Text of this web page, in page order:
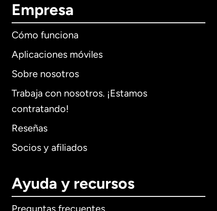
Empresa
Cómo funciona
Aplicaciones móviles
Sobre nosotros
Trabaja con nosotros. ¡Estamos
contratando!
Reseñas
Socios y afiliados
Ayuda y recursos